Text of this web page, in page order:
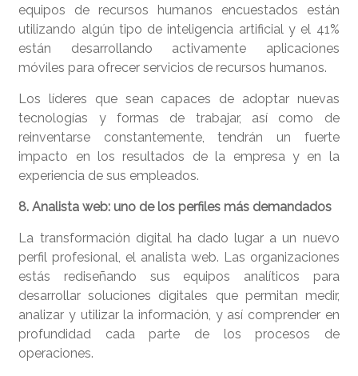
equipos de recursos humanos encuestados están
utilizando algún tipo de inteligencia artificial y el 41%
están desarrollando activamente aplicaciones
móviles para ofrecer servicios de recursos humanos.
Los líderes que sean capaces de adoptar nuevas
tecnologías y formas de trabajar, así como de
reinventarse constantemente, tendrán un fuerte
impacto en los resultados de la empresa y en la
experiencia de sus empleados.
8. Analista web: uno de los perfiles más demandados
La transformación digital ha dado lugar a un nuevo
perfil profesional, el analista web. Las organizaciones
estás rediseñando sus equipos analíticos para
desarrollar soluciones digitales que permitan medir,
analizar y utilizar la información, y así comprender en
profundidad cada parte de los procesos de
operaciones.